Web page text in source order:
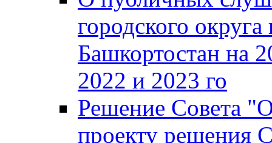
городского
Башкортостан на
2022 и 2023 го
Решение Совета
проекту решения